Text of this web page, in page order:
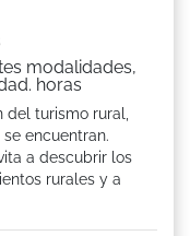
modalidades,
horas
turismo rural,
encuentran.
a descubrir los
rurales y a